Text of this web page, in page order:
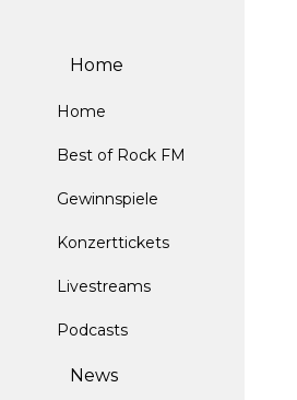
Home
Home
Best of Rock FM
Gewinnspiele
Konzerttickets
Livestreams
Podcasts
News